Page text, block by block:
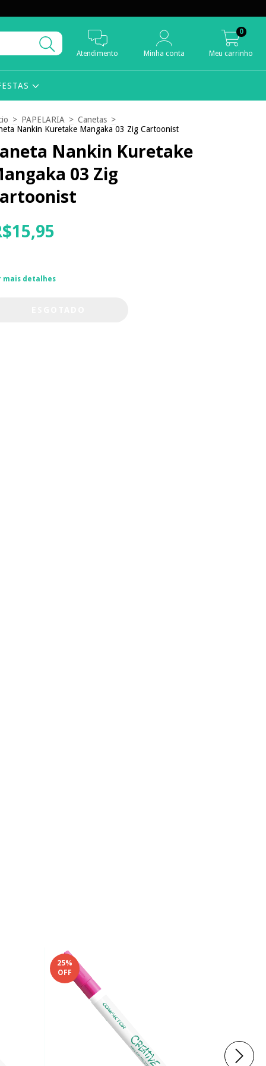
Atendimento Minha conta Meu carrinho
0
> PAPELARIA > Canetas >
Nankin Kuretake Mangaka 03 Zig Cartoonist
Nankin Kuretake
03 Zig
mais detalhes
25%
OFF